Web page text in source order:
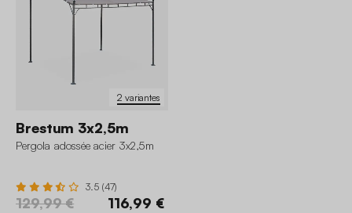
2 variantes
Brestum 3x2,5m
Pergola adossée acier 3x2,5m
3.5 (47)
129,99 € 116,99 €